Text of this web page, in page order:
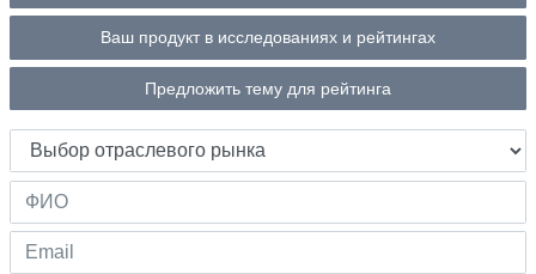
Ваш продукт в исследованиях и рейтингах
Предложить тему для рейтинга